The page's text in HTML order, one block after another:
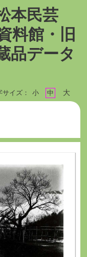
本民芸
料館・旧
品データ
サイズ： 小 中 大